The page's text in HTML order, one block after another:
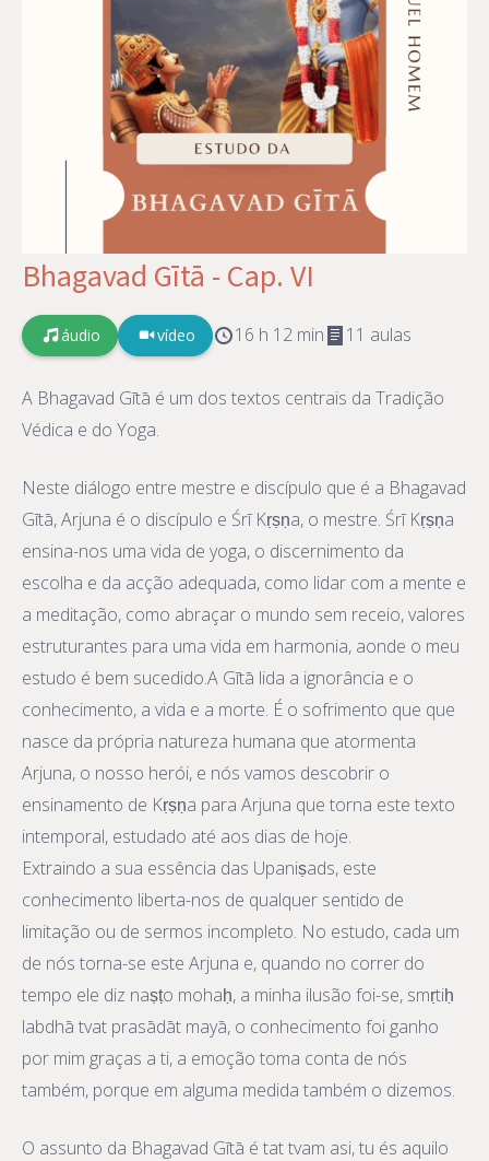
Bhagavad Gītā - Cap. VI
áudio vídeo 16 h 12 min 11 aulas
A Bhagavad Gītā é um dos textos centrais da Tradição
Védica e do Yoga.
Neste diálogo entre mestre e discípulo que é a Bhagavad
Gītā, Arjuna é o discípulo e Śrī Kṛṣṇa, o mestre. Śrī Kṛṣṇa
ensina-nos uma vida de yoga, o discernimento da
escolha e da acção adequada, como lidar com a mente e
a meditação, como abraçar o mundo sem receio, valores
estruturantes para uma vida em harmonia, aonde o meu
estudo é bem sucedido.A Gītā lida a ignorância e o
conhecimento, a vida e a morte. É o sofrimento que que
nasce da própria natureza humana que atormenta
Arjuna, o nosso herói, e nós vamos descobrir o
ensinamento de Kṛṣṇa para Arjuna que torna este texto
intemporal, estudado até aos dias de hoje.
Extraindo a sua essência das Upaniṣads, este
conhecimento liberta-nos de qualquer sentido de
limitação ou de sermos incompleto. No estudo, cada um
de nós torna-se este Arjuna e, quando no correr do
tempo ele diz naṣṭo mohaḥ, a minha ilusão foi-se, smṛtiḥ
labdhā tvat prasādāt mayā, o conhecimento foi ganho
por mim graças a ti, a emoção toma conta de nós
também, porque em alguma medida também o dizemos.
O assunto da Bhagavad Gītā é tat tvam asi, tu és aquilo